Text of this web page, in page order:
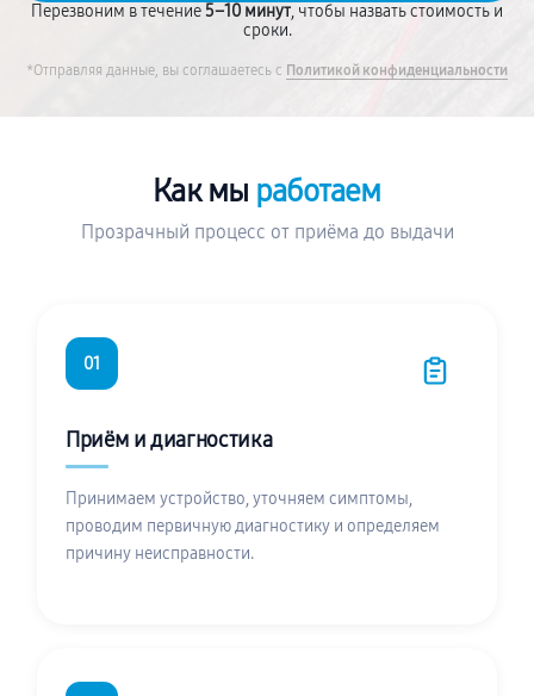
Перезвоним в течение 5–10 минут, чтобы назвать стоимость и
сроки.
*Отправляя данные, вы соглашаетесь с Политикой конфиденциальности
Как мы работаем
Прозрачный процесс от приёма до выдачи
01
Приём и диагностика
Принимаем устройство, уточняем симптомы,
проводим первичную диагностику и определяем
причину неисправности.